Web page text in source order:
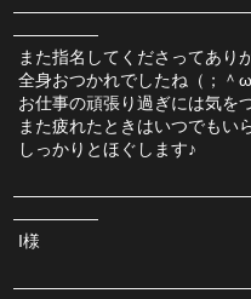
―――――
また指名してくださってあり
全身おつかれでしたね（；＾ω
お仕事の頑張り過ぎには気を
また疲れたときはいつでもい
しっかりとほぐします♪
―――――
I様